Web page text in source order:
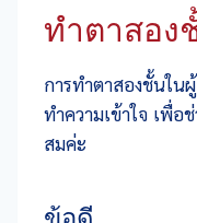
ทำตาสอง
การทำตาสองชั้นใน
ทำความเข้าใจ เพื่อ
สมค่ะ